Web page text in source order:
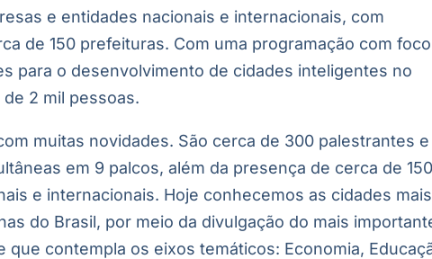
e entidades nacionais e internacionais, com
de 150 prefeituras. Com uma programação com foco
para o desenvolvimento de cidades inteligentes no
2 mil pessoas.
muitas novidades. São cerca de 300 palestrantes
em 9 palcos, além da presença de cerca de
e internacionais. Hoje conhecemos as cidades mais
do Brasil, por meio da divulgação do mais
que contempla os eixos temáticos: Economia,